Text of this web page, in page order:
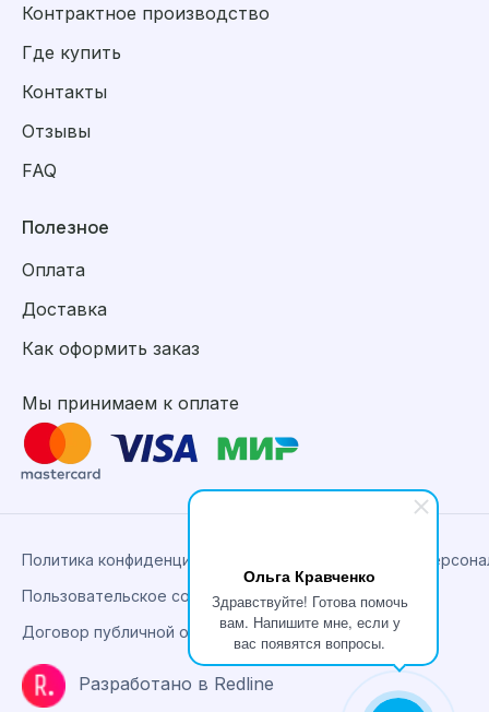
Ольга Кравченко
Здравствуйте! Готова помочь
вам. Напишите мне, если у
вас появятся вопросы.
Контрактное производство
Где купить
Контакты
Отзывы
FAQ
Полезное
Оплата
Доставка
Как оформить заказ
Мы принимаем к оплате
Разработано в Redline
Политика конфиденциальности, сбора и обработки
Пользовательское соглашение
Договор публичной оферты